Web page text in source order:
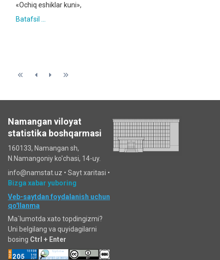
«Ochiq eshiklar kuni»,
Batafsil ...
Namangan viloyat
statistika boshqarmasi
160133, Namangan sh,
N.Namangoniy ko'chasi, 14-uy.
info@namstat.uz • Sayt xaritasi •
Bizga xabar yuboring
Veb-saytdan foydalanish uchun
qo'llanma
Ma`lumotda xato topdingizmi?
Uni belgilang va quyidagilarni
bosing Ctrl + Enter